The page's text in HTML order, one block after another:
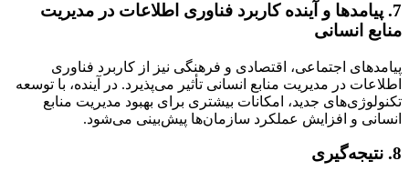
7. پیامدها و آینده کاربرد فناوری اطلاعات در مدیریت
منابع انسانی
پیامدهای اجتماعی، اقتصادی و فرهنگی نیز از کاربرد فناوری
اطلاعات در مدیریت منابع انسانی تأثیر می‌پذیرد. در آینده، با توسعه
تکنولوژی‌های جدید، امکانات بیشتری برای بهبود مدیریت منابع
انسانی و افزایش عملکرد سازمان‌ها پیش‌بینی می‌شود.
8. نتیجه‌گیری